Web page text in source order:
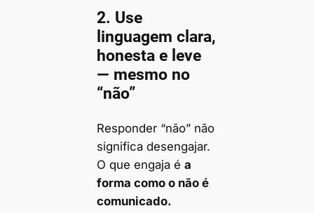
2. Use
linguagem clara,
honesta e leve
— mesmo no
“não”
Responder “não” não
significa desengajar.
O que engaja é a
forma como o não é
comunicado.